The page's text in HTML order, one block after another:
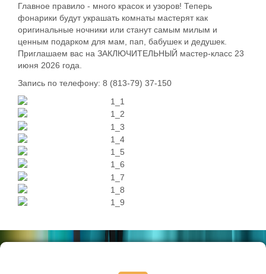
Главное правило - много красок и узоров! Теперь
фонарики будут украшать комнаты мастерят как
оригинальные ночники или станут самым милым и
ценным подарком для мам, пап, бабушек и дедушек.
Приглашаем вас на ЗАКЛЮЧИТЕЛЬНЫЙ мастер-класс 23
июня 2026 года.
Запись по телефону: 8 (813-79) 37-150